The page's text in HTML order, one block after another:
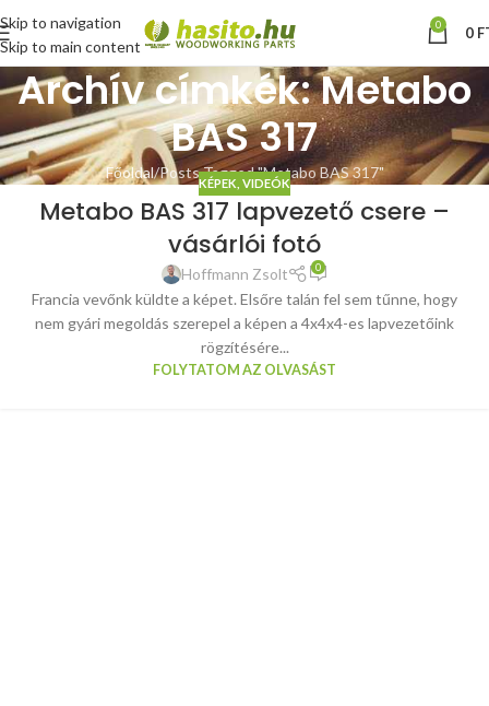
Skip to navigation
Skip to main content
0 0
Archív címkék: Metabo
BAS 317
Főoldal Posts Tagged "Metabo BAS 317"
KÉPEK, VIDEÓK
Metabo BAS 317 lapvezető csere –
vásárlói fotó
Hoffmann Zsolt 0
Francia vevőnk küldte a képet. Elsőre talán fel sem tűnne, hogy
nem gyári megoldás szerepel a képen a 4x4x4-es lapvezetőink
rögzítésére...
FOLYTATOM AZ OLVASÁST